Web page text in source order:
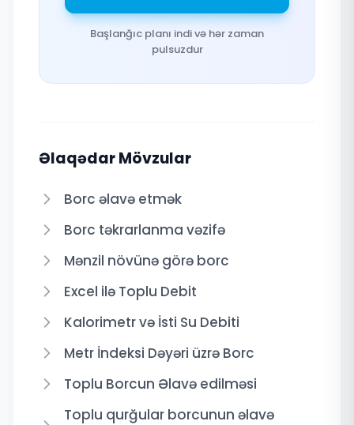
Başlanğıc planı indi və hər zaman
pulsuzdur
Əlaqədar Mövzular
Borc əlavə etmək
Borc təkrarlanma vəzifə
Mənzil növünə görə borc
Excel ilə Toplu Debit
Kalorimetr və İsti Su Debiti
Metr İndeksi Dəyəri üzrə Borc
Toplu Borcun Əlavə edilməsi
Toplu qurğular borcunun əlavə